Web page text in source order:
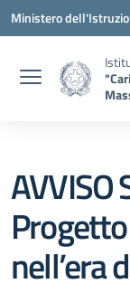
Vai ai contenuti
Vai al menu di
Vai al footer
Ministero
AVVISO
nell’era